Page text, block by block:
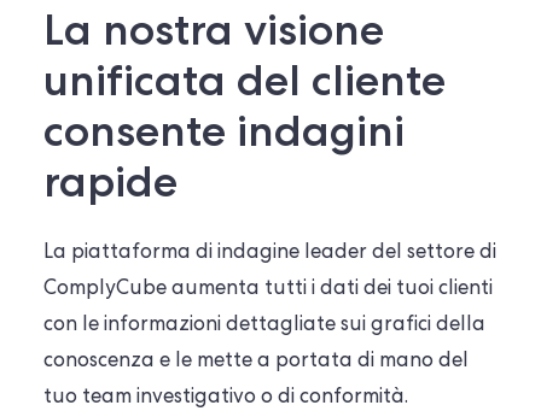
La nostra visione
unificata del cliente
consente indagini
rapide
La piattaforma di indagine leader del settore di
ComplyCube aumenta tutti i dati dei tuoi clienti
con le informazioni dettagliate sui grafici della
conoscenza e le mette a portata di mano del
tuo team investigativo o di conformità.